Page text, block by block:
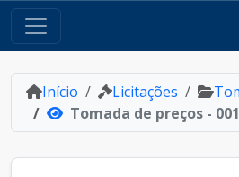
Início Licitações
Tomada de preços -